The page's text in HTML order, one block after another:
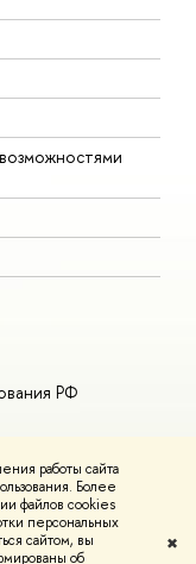
работы сайта
Более
файлов cookies
персональных
сайтом, вы
об
✖
РФ
Условия